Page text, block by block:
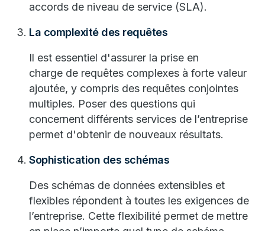
accords de niveau de service (SLA).
La complexité des requêtes
Il est essentiel d'assurer la prise en
charge de requêtes complexes à forte valeur
ajoutée, y compris des requêtes conjointes
multiples. Poser des questions qui
concernent différents services de l’entreprise
permet d'obtenir de nouveaux résultats.
Sophistication des schémas
Des schémas de données extensibles et
flexibles répondent à toutes les exigences de
l’entreprise. Cette flexibilité permet de mettre